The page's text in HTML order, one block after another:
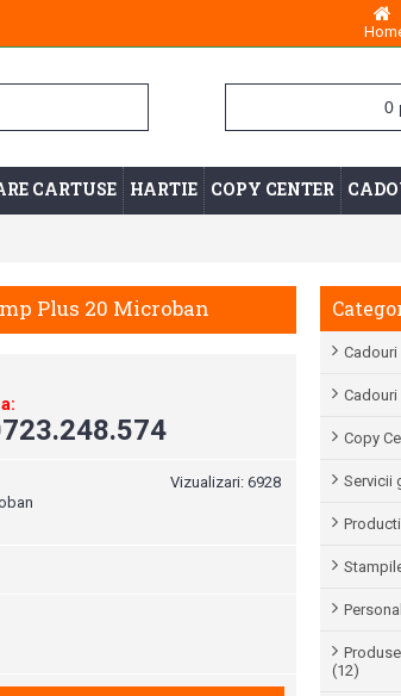
0
CARTUSE HARTIE COPY CENTER
Cadouri
Cadouri
Copy
Servicii
(12)
Plus 20 Microban
Vizualizari: 6928